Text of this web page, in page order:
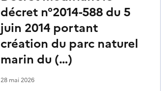
décret n°2014-588 du 5
juin 2014 portant
création du parc naturel
marin du (…)
28 mai 2026